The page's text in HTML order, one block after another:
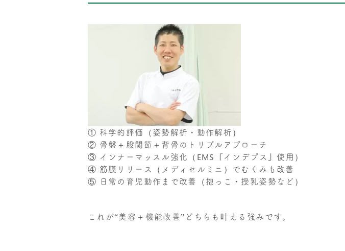
① 科学的評価（姿勢解析・動作解析）
② 骨盤＋股関節＋背骨のトリプルアプローチ
③ インナーマッスル強化（EMS『インデプス』使用）
④ 筋膜リリース（メディセルミニ）でむくみも改善
⑤ 日常の育児動作まで改善（抱っこ・授乳姿勢など）
これが“美容＋機能改善”どちらも叶える強みです。